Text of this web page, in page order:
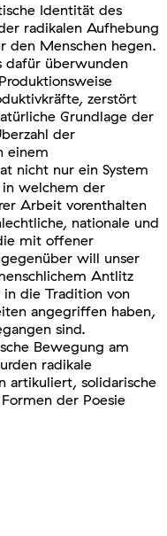
Identität des
radikalen Aufhebung
den Menschen hegen.
dafür überwunden
zerstört
Grundlage der
der
einem
nicht nur ein System
welchem der
Arbeit vorenthalten
nationale und
mit offener
will unser
Antlitz
die Tradition von
angegriffen haben,
sind.
Bewegung am
radikale
artikuliert, solidarische
der Poesie